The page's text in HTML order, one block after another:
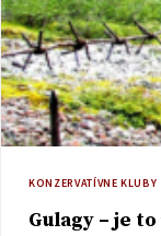
KONZERVATÍVNE KLUBY
Gulagy – je